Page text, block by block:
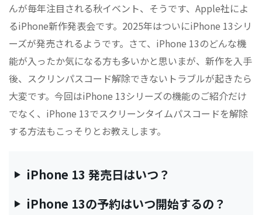
んが毎年注目される秋イベント、そうです、Apple社によ
るiPhone新作発表会です。2025年はついにiPhone 13シリ
ーズが発売されるようです。さて、iPhone 13のどんな機
能が入ったか気になる方も多いかと思いまが、新作を入手
後、スクリンパスコード解除できないトラブルが起きたら
大変です。今回はiPhone 13シリーズの機能のご紹介だけ
でなく、iPhone 13でスクリーンタイムパスコードを解除
する方法もこっそりとお教えします。
iPhone 13 発売日はいつ？
iPhone 13の予約はいつ開始するの？